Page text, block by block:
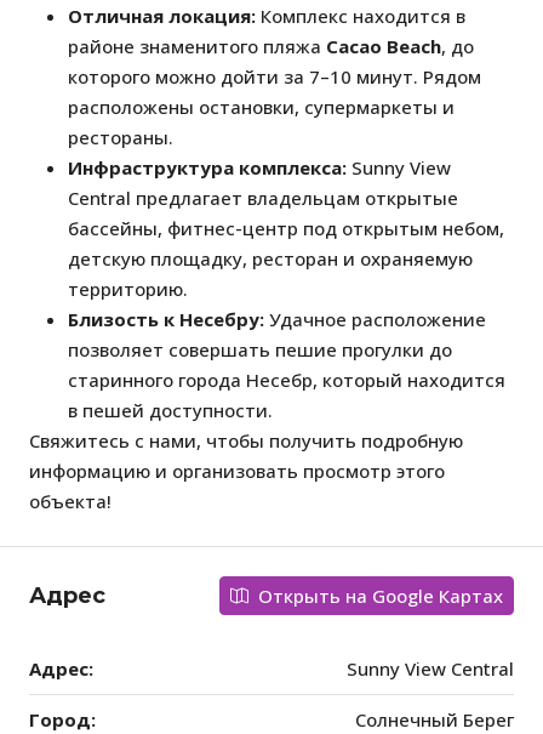
Отличная локация: Комплекс находится в
районе знаменитого пляжа Cacao Beach, до
которого можно дойти за 7–10 минут. Рядом
расположены остановки, супермаркеты и
рестораны.
Инфраструктура комплекса: Sunny View
Central предлагает владельцам открытые
бассейны, фитнес-центр под открытым небом,
детскую площадку, ресторан и охраняемую
территорию.
Близость к Несебру: Удачное расположение
позволяет совершать пешие прогулки до
старинного города Несебр, который находится
в пешей доступности.
Свяжитесь с нами, чтобы получить подробную
информацию и организовать просмотр этого
объекта!
Адрес Открыть на Google Картах
Адрес: Sunny View Central
Город: Солнечный Берег